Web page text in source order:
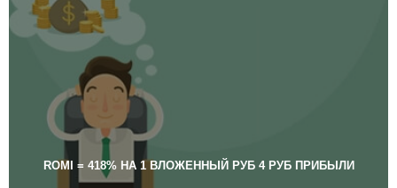
ROMI = 418% НА 1 ВЛОЖЕННЫЙ РУБ 4 РУБ ПРИБЫЛИ